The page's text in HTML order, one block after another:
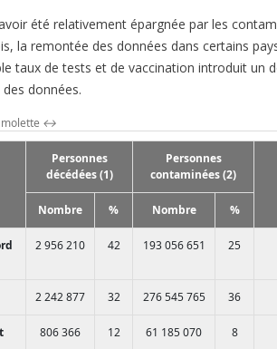
été relativement épargnée par les
la remontée des données dans certains
taux de tests et de vaccination introduit un
données.
↔
Personnes
décédées (1)
Personnes
contaminées (2)
Nombre % Nombre %
2 956 210 42 193 056 651 25
2 242 877 32 276 545 765 36
806 366 12 61 185 070 8